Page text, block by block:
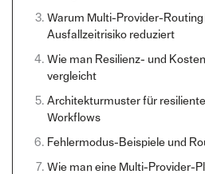
Warum Multi-Provider-
Ausfallzeitrisiko reduziert
Wie man Resilienz- und
vergleicht
Architekturmuster für
Workflows
Fehlermodus-Beispiele und
Wie man eine Multi-Provider-